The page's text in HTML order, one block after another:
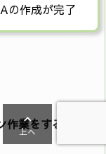
の作成が完了
作業をする →

上へ